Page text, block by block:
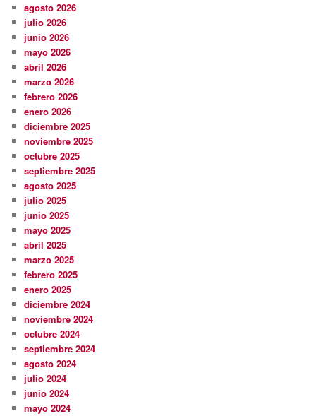
agosto 2026
julio 2026
junio 2026
mayo 2026
abril 2026
marzo 2026
febrero 2026
enero 2026
diciembre 2025
noviembre 2025
octubre 2025
septiembre 2025
agosto 2025
julio 2025
junio 2025
mayo 2025
abril 2025
marzo 2025
febrero 2025
enero 2025
diciembre 2024
noviembre 2024
octubre 2024
septiembre 2024
agosto 2024
julio 2024
junio 2024
mayo 2024